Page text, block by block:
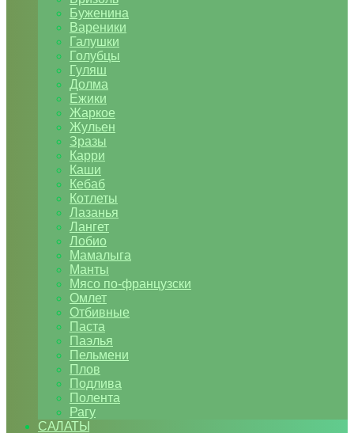
Буженина
Вареники
Галушки
Голубцы
Гуляш
Долма
Ежики
Жаркое
Жульен
Зразы
Карри
Каши
Кебаб
Котлеты
Лазанья
Лангет
Лобио
Мамалыга
Манты
Мясо по-французски
Омлет
Отбивные
Паста
Паэлья
Пельмени
Плов
Подлива
Полента
Рагу
САЛАТЫ